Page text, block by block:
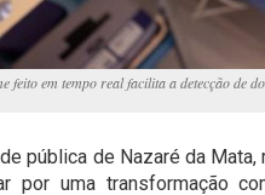
feito em tempo real facilita a detecção de
pública de Nazaré da
por uma transformação